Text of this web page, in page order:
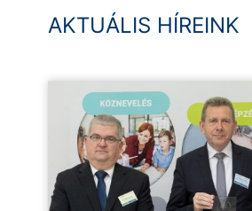
AKTUÁLIS HÍREINK